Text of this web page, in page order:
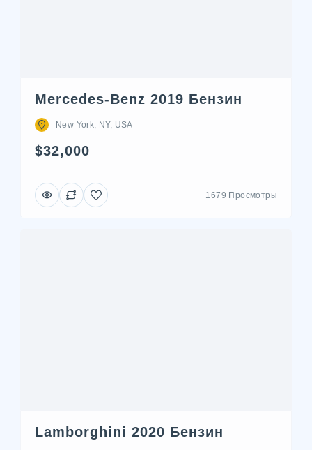
Mercedes-Benz 2019 Бензин
New York, NY, USA
$32,000
1679 Просмотры
Lamborghini 2020 Бензин